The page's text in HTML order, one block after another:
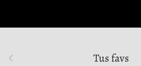
Anterior Tus favs